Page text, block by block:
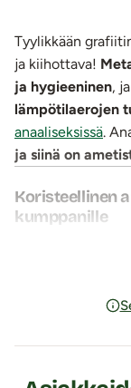
Tyylikkään
ja kiihottava!
ja hygieeninen,
lämpötilaerojen
anaaliseksissä.
ja siinä on
Koristeellinen
kumppanille
Alumiinista
tuntua
viileys ei kiihota,